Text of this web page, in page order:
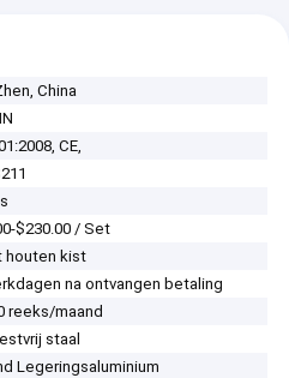
China
CE,
$230.00 / Set
houten kist
na ontvangen betaling
reeks/maand
staal
Legeringsaluminium